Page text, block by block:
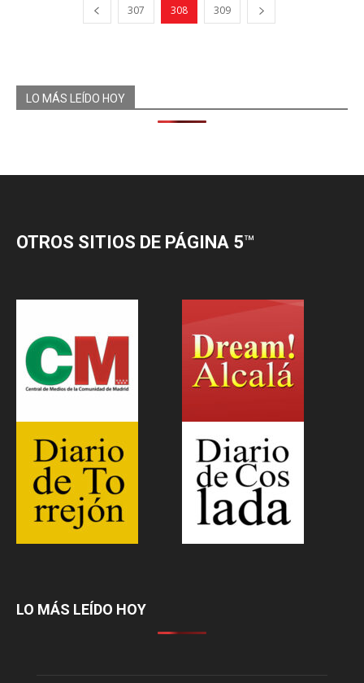
307 308 309
LO MÁS LEÍDO HOY
OTROS SITIOS DE PÁGINA 5™
LO MÁS LEÍDO HOY